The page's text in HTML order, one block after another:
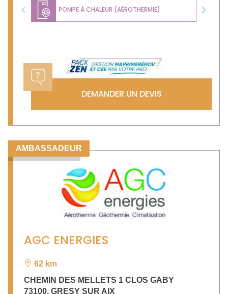
POMPE À CHALEUR (AÉROTHERMIE)
Previous Next
DEMANDER UN DEVIS
AMBASSADEUR
AGC ENERGIES
62 km
CHEMIN DES MELLETS 1 CLOS GABY
73100, GRESY SUR AIX